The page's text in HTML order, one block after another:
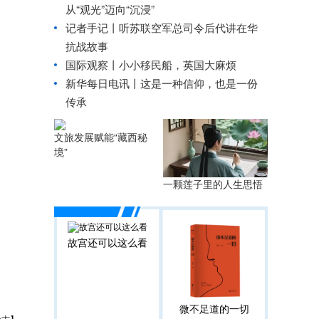
从“观光”迈向“沉浸”
记者手记丨听苏联空军总司令后代讲在华
抗战故事
国际观察丨小小移民船，英国大麻烦
新华每日电讯丨 这是一种信仰，也是一份
传承
文旅发展赋能“藏西秘
境”
一颗莲子里的人生思悟
故宫还可以这么看
微不足道的一切